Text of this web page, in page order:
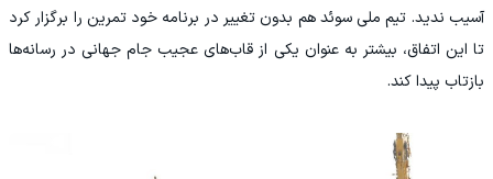
آسیب ندید. تیم ملی سوئد هم بدون تغییر در برنامه خود تمرین را برگزار کرد
تا این اتفاق، بیشتر به عنوان یکی از قاب‌های عجیب جام جهانی در رسانه‌ها
بازتاب پیدا کند.